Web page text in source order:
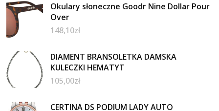
Okulary słoneczne Goodr Nine Dollar Pour
Over
148,10zł
DIAMENT BRANSOLETKA DAMSKA
KULECZKI HEMATYT
105,00zł
CERTINA DS PODIUM LADY AUTO